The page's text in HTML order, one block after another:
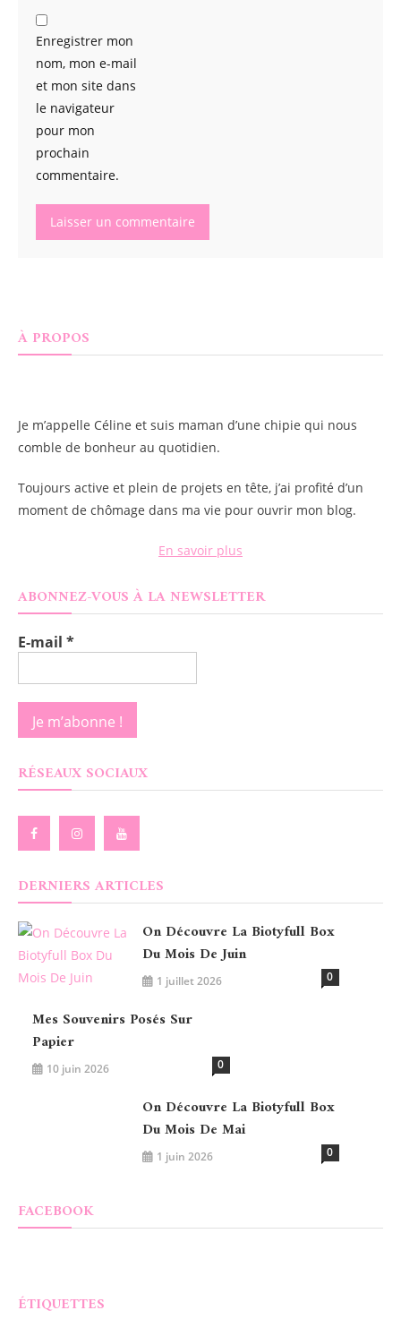
Enregistrer mon
nom, mon e-mail
et mon site dans
le navigateur
pour mon
prochain
commentaire.
À PROPOS
Je m’appelle Céline et suis maman d’une chipie qui nous
comble de bonheur au quotidien.
Toujours active et plein de projets en tête, j’ai profité d’un
moment de chômage dans ma vie pour ouvrir mon blog.
En savoir plus
ABONNEZ-VOUS À LA NEWSLETTER
E-mail *
RÉSEAUX SOCIAUX
DERNIERS ARTICLES
On Découvre La Biotyfull Box
Du Mois De Juin
1 juillet 2026 0
Mes Souvenirs Posés Sur
Papier
10 juin 2026 0
On Découvre La Biotyfull Box
Du Mois De Mai
1 juin 2026 0
FACEBOOK
ÉTIQUETTES